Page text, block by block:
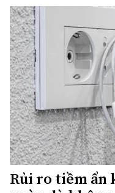
Rủi ro tiềm ẩn